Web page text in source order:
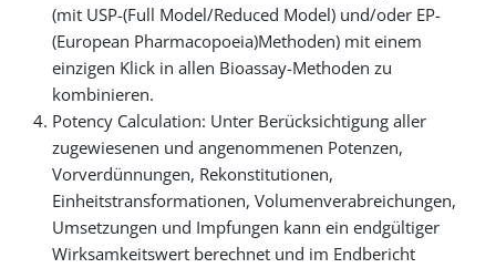
(mit USP-(Full Model/Reduced Model) und/oder EP-
(European Pharmacopoeia)Methoden) mit einem
einzigen Klick in allen Bioassay-Methoden zu
kombinieren.
Potency Calculation: Unter Berücksichtigung aller
zugewiesenen und angenommenen Potenzen,
Vorverdünnungen, Rekonstitutionen,
Einheitstransformationen, Volumenverabreichungen,
Umsetzungen und Impfungen kann ein endgültiger
Wirksamkeitswert berechnet und im Endbericht